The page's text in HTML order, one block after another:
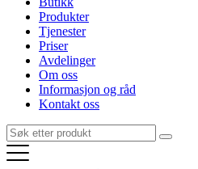
Produkter
Tjenester
Priser
Avdelinger
Om oss
Informasjon og råd
Kontakt oss